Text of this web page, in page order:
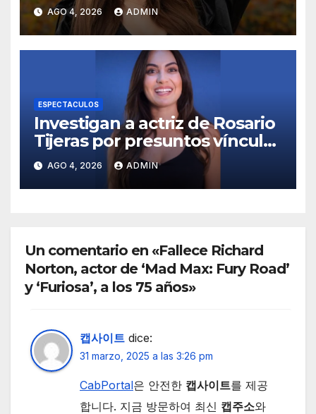
un departamento en
Manhattan
AGO 4, 2026 ADMIN
ESPECTACULOS
Investigan a actriz de Rosario
Tijeras por presuntos vínculos
con red de huachicol fiscal
AGO 4, 2026 ADMIN
Un comentario en «Fallece Richard
Norton, actor de ‘Mad Max: Fury Road’
y ‘Furiosa’, a los 75 años»
캡사이트 dice:
31 marzo, 2025 a las 3:26 pm
CabPortal은 안전한 캡사이트를 제공
합니다. 지금 방문하여 최신 캡주소와